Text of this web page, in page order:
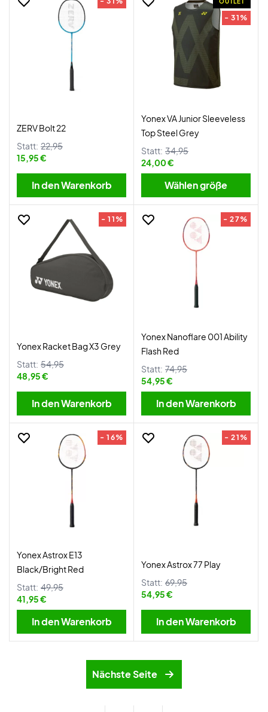
ZERV Bolt 22
Statt: 22,95
15,95 €
In den Warenkorb
- 31%
Yonex VA Junior Sleeveless
Top Steel Grey
Statt: 34,95
24,00 €
Wählen größe
- 11%
Yonex Racket Bag X3 Grey
Statt: 54,95
48,95 €
In den Warenkorb
- 27%
Yonex Nanoflare 001 Ability
Flash Red
Statt: 74,95
54,95 €
In den Warenkorb
- 16%
Yonex Astrox E13
Black/Bright Red
Statt: 49,95
41,95 €
In den Warenkorb
- 21%
Yonex Astrox 77 Play
Statt: 69,95
54,95 €
In den Warenkorb
Nächste Seite